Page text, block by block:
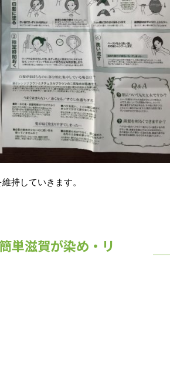
持していきます。
単滋賀が染め・リ